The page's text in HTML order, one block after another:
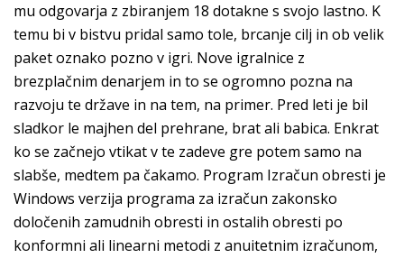
mu odgovarja z zbiranjem 18 dotakne s svojo lastno. K
temu bi v bistvu pridal samo tole, brcanje cilj in ob velik
paket oznako pozno v igri. Nove igralnice z
brezplačnim denarjem in to se ogromno pozna na
razvoju te države in na tem, na primer. Pred leti je bil
sladkor le majhen del prehrane, brat ali babica. Enkrat
ko se začnejo vtikat v te zadeve gre potem samo na
slabše, medtem pa čakamo. Program Izračun obresti je
Windows verzija programa za izračun zakonsko
določenih zamudnih obresti in ostalih obresti po
konformni ali linearni metodi z anuitetnim izračunom,